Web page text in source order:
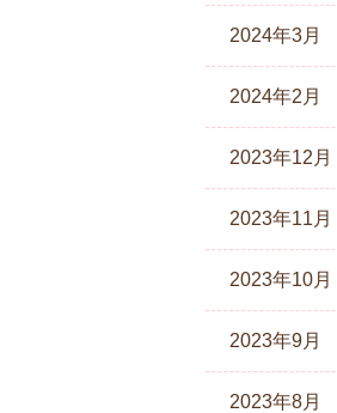
2024年3月
2024年2月
2023年12月
2023年11月
2023年10月
2023年9月
2023年8月